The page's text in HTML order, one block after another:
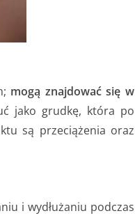
mogą znajdować się w
jako grudkę, która po
są przeciążenia oraz
i wydłużaniu podczas